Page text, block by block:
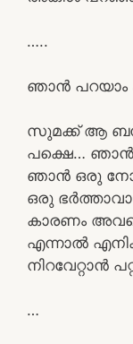
…..
ഞാൻ പറയാം
സുമക്ക് ആ
പക്ഷെ… ഞാൻ
ഞാൻ ഒരു
ഒരു
കാരണം
എന്നാൽ
നിറവേറ്റാൻ
…